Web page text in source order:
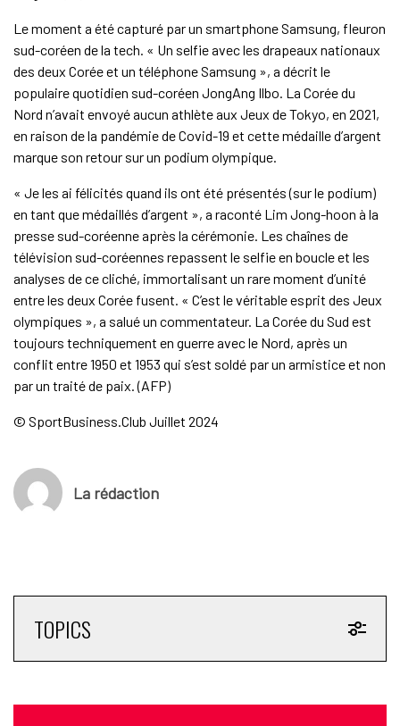
Le moment a été capturé par un smartphone Samsung, fleuron
sud-coréen de la tech. « Un selfie avec les drapeaux nationaux
des deux Corée et un téléphone Samsung », a décrit le
populaire quotidien sud-coréen JongAng Ilbo. La Corée du
Nord n’avait envoyé aucun athlète aux Jeux de Tokyo, en 2021,
en raison de la pandémie de Covid-19 et cette médaille d’argent
marque son retour sur un podium olympique.
« Je les ai félicités quand ils ont été présentés (sur le podium)
en tant que médaillés d’argent », a raconté Lim Jong-hoon à la
presse sud-coréenne après la cérémonie. Les chaînes de
télévision sud-coréennes repassent le selfie en boucle et les
analyses de ce cliché, immortalisant un rare moment d’unité
entre les deux Corée fusent. « C’est le véritable esprit des Jeux
olympiques », a salué un commentateur. La Corée du Sud est
toujours techniquement en guerre avec le Nord, après un
conflit entre 1950 et 1953 qui s’est soldé par un armistice et non
par un traité de paix. (AFP)
© SportBusiness.Club Juillet 2024
La rédaction
TOPICS